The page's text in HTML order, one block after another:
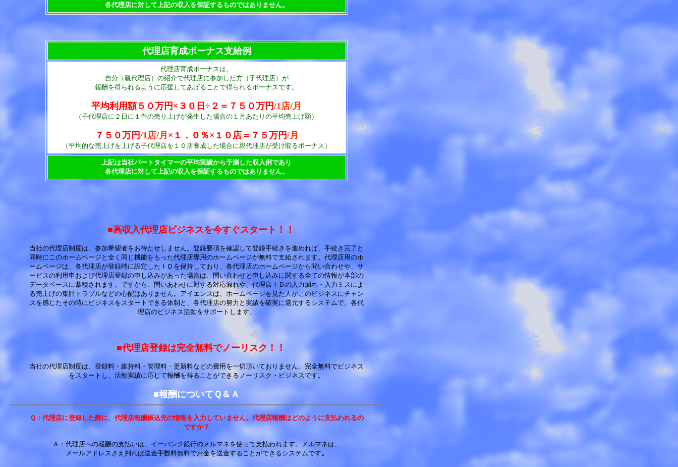
各代理店に対して上記の収入を保証するものではありません。
代理店育成ボーナス支給例
代理店育成ボーナスは、
自分（親代理店）の紹介で代理店に参加した方（子代理店）が
報酬を得られるように応援してあげることで得られるボーナスです。
平均利用額５０万円×３０ 日÷２＝７５０万円/1店/月
（子代理店に２日に１件の売り上げが発生した場合の１月あたりの平均売上げ額）
７５０万円/1店/月 ×１．０％×１０店＝７５万円/月
（平均的な売上げを上げる子代理店を１０店養成した場合に親代理店が受け取るボーナス）
上記は当社パートタイマーの平均実績から予測した収入例であり
各代理店に対して上記の収入を保証するものではありません。
■高収入代理店ビジネスを今すぐスタート！！
当社の代理店制度は、参加希望者をお待たせしません。登録要項を確認して登録手続きを進めれば、手続き完了と
同時にこのホームページと全く同じ機能をもった代理店専用のホームページが無料で支給されます。代理店用のホ
ームページは、各代理店が登録時に設定したＩＤを保持しており、各代理店のホームページから問い合わせや、サ
ービスの利用申および代理店登録の申し込みがあった場合は、問い合わせと申し込みに関する全ての情報が本部の
データベースに蓄積されます。ですから、問いあわせに対する対応漏れや、代理店ＩＤの入力漏れ・入力ミスによ
る売上げの集計トラブルなどの心配はありません。アイエンスは、ホームページを見た人がこのビジネスにチャン
スを感じたその時にビジネスをスタートできる体制と、各代理店の努力と実績を確実に還元するシステムで、各代
理店のビジネス活動をサポートします。
■代理店登録は完全無料でノーリスク！！
当社の代理店制度は、登録料・維持料・管理料・更新料などの費用を一切頂いておりません。完全無料でビジネス
をスタートし、活動実績に応じて報酬を得ることができるノーリスク・ビジネスです。
■報酬についてＱ＆Ａ
Ｑ：代理店に登録した際に、代理店報酬振込先の情報を入力していません。代理店報酬はどのように支払われるの
ですか？
Ａ：代理店への報酬の支払いは、イーバンク銀行のメルマネを使って支払われます。メルマネは、
メールアドレスさえ判れば送金手数料無料でお金を送金することができるシステムです。